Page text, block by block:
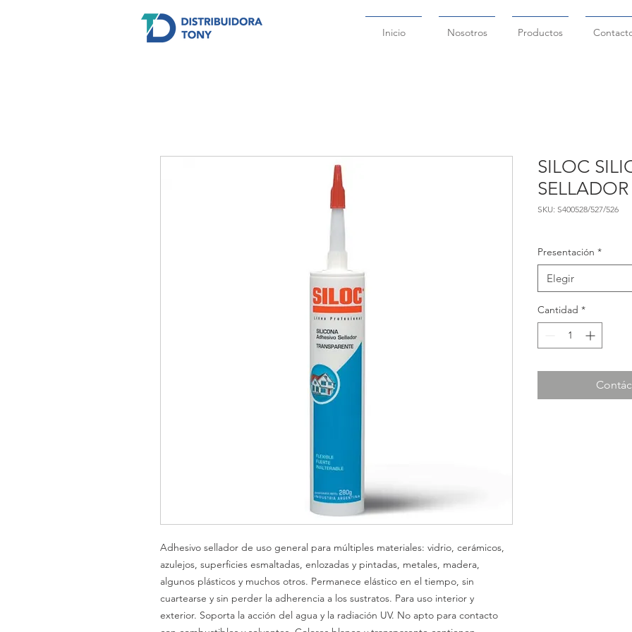
Inicio Nosotros Productos
Adhesivo sellador de uso general para múltiples materiales: vidrio, cerámicos,
azulejos, superficies esmaltadas, enlozadas y pintadas, metales, madera,
algunos plásticos y muchos otros. Permanece elástico en el tiempo, sin
cuartearse y sin perder la adherencia a los sustratos. Para uso interior y
exterior. Soporta la acción del agua y la radiación UV. No apto para contacto
SILOC
SKU: S400528/527/526
Presentación *
Elegir
Cantidad *